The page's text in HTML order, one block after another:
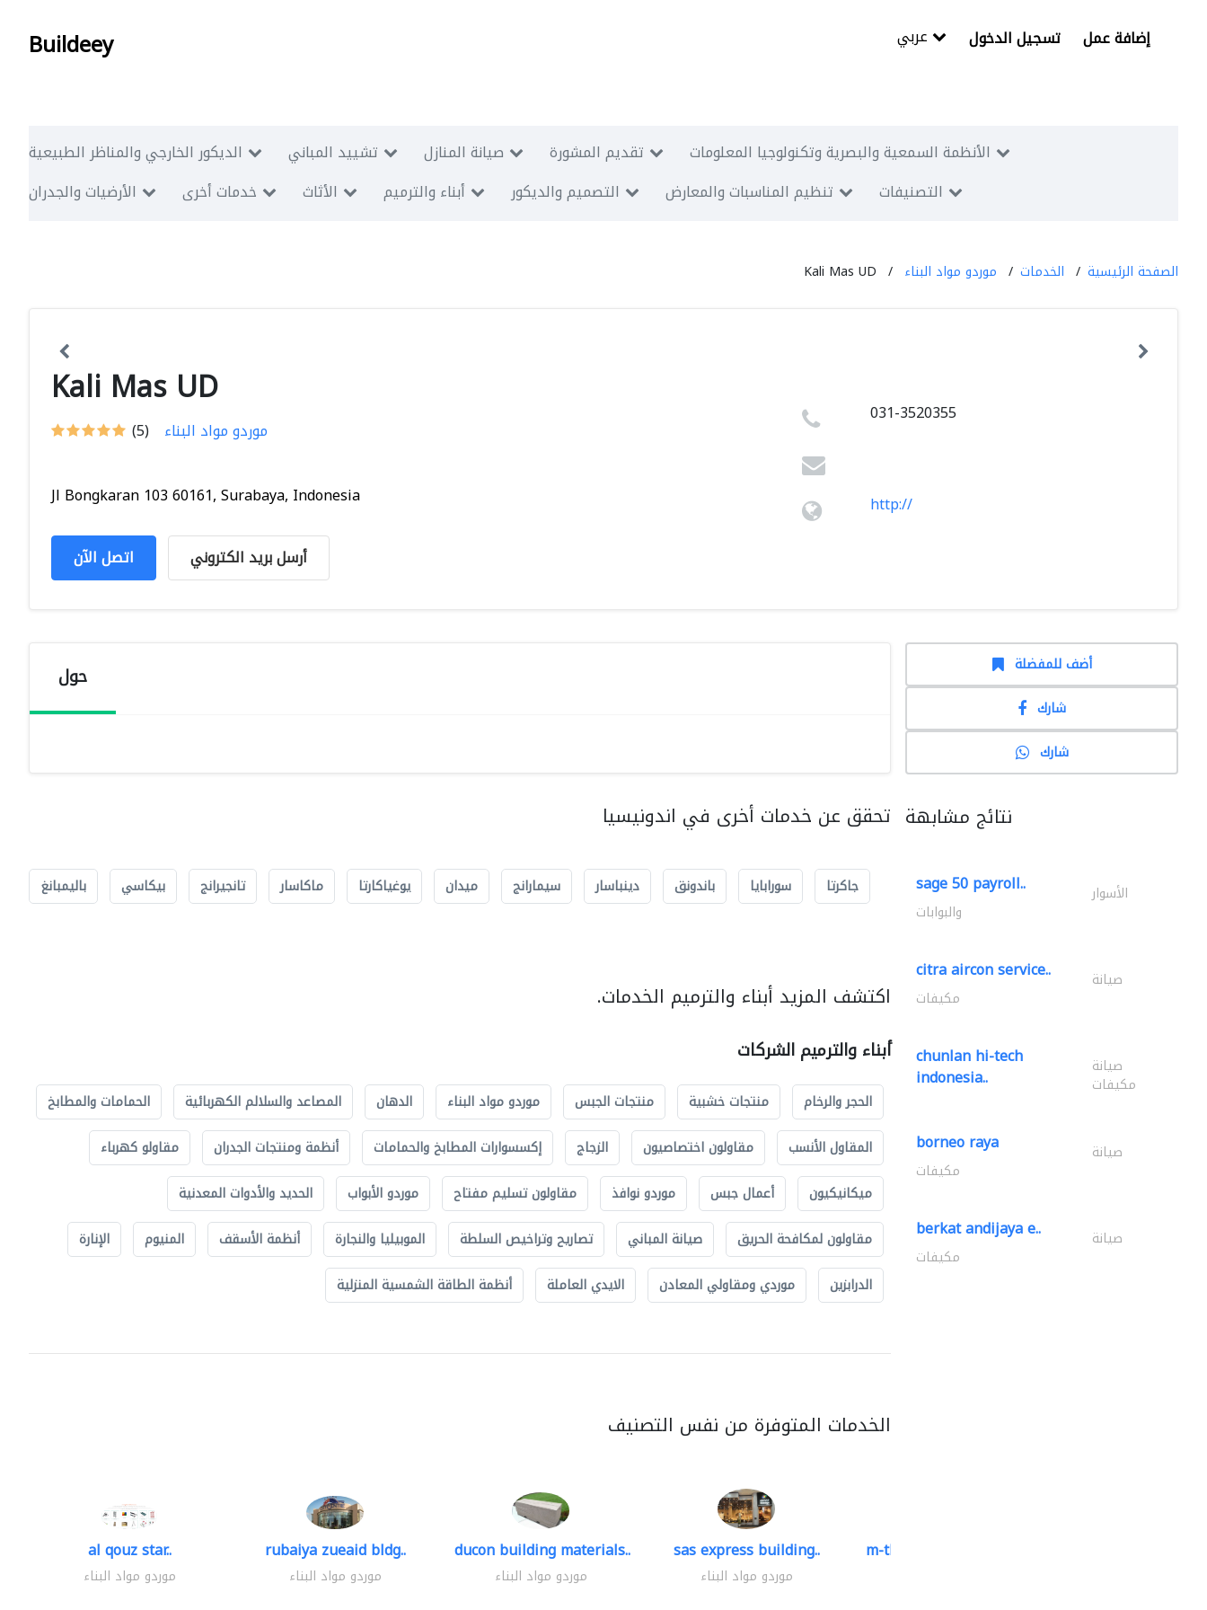
Buildeey تسجيل الدخول إضافة عمل
الديكور الخارجي والمناظر الطبيعية تشييد المباني صيانة المنازل تقديم المشورة
الأنظمة السمعية والبصرية وتكنولوجيا المعلومات
الأرضيات والجدران
خدمات أخرى الأثاث أبناء والترميم التصميم والديكور تنظيم المناسبات والمعارض التصنيفات
الصفحة الرئيسية الخدمات موردو مواد البناء Kali Mas UD
Kali Mas UD
(5) موردو مواد البناء
Jl Bongkaran 103 60161, Surabaya, Indonesia
اتصل الآن أرسل بريد الكتروني
031-3520355
http://
حول
تحقق عن خدمات أخرى في اندونيسيا
جاكرتا سورابايا باندونق دينباسار سيمارانج ميدان يوغياكارتا ماكاسار تانجيرانج بيكاسي باليمبانغ
اكتشف المزيد أبناء والترميم الخدمات.
أبناء والترميم الشركات
الحجر والرخام منتجات خشبية منتجات الجبس موردو مواد البناء الدهان المصاعد والسلالم الكهربائية
الحمامات والمطابخ
المقاول الأنسب
مقاولون اختصاصيون الزجاج إكسسوارات المطابخ والحمامات أنظمة ومنتجات الجدران
مقاولو كهرباء
ميكانيكيون
أعمال جبس موردو نوافذ مقاولون تسليم مفتاح موردو الأبواب
الحديد والأدوات المعدنية
مقاولون لمكافحة الحريق
صيانة المباني تصاريح وتراخيص السلطة الموبيليا والنجارة أنظمة الأسقف المنيوم
الإنارة
الدرابزين
موردي ومقاولي المعادن الايدي العاملة أنظمة الطاقة الشمسية المنزلية
الخدمات المتوفرة من نفس التصنيف
al qouz star..
موردو مواد البناء
rubaiya zueaid bldg..
موردو مواد البناء
ducon building materials..
موردو مواد البناء
sas express building..
موردو مواد البناء
m-three building materials
أضف للمفضلة
شارك
شارك
نتائج مشابهة
sage 50 payroll.. الأسوار
والبوابات
citra aircon service.. صيانة
مكيفات
chunlan hi-tech
indonesia.. صيانة
مكيفات
borneo raya صيانة
مكيفات
berkat andijaya e.. صيانة
مكيفات